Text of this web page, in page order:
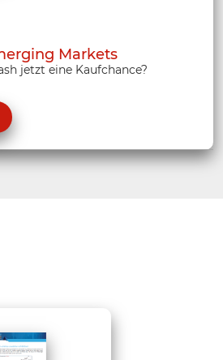
Markets
jetzt eine Kaufchance?